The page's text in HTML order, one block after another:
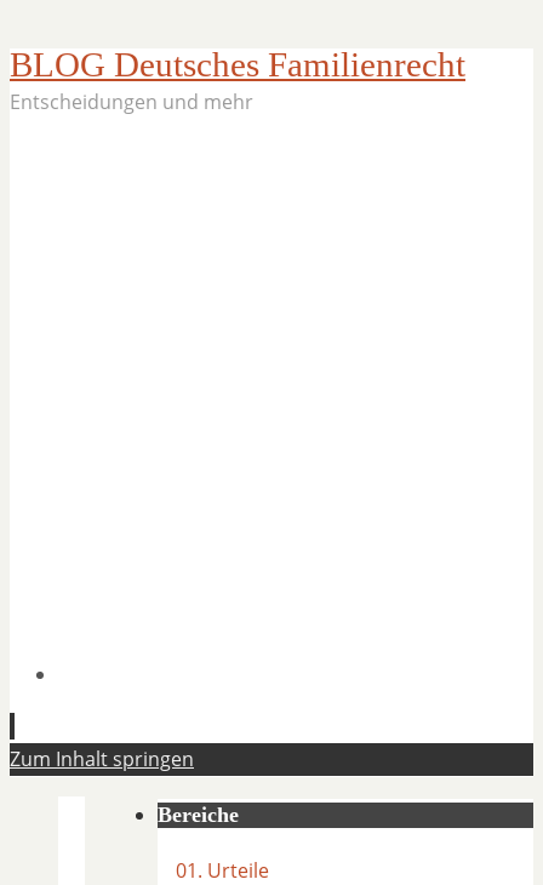
BLOG Deutsches Familienrecht
Entscheidungen und mehr
Zum Inhalt springen
Bereiche
01. Urteile